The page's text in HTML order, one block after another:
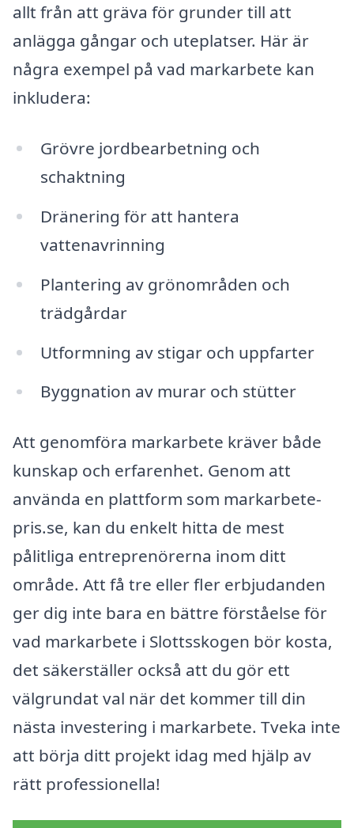
allt från att gräva för grunder till att
anlägga gångar och uteplatser. Här är
några exempel på vad markarbete kan
inkludera:
Grövre jordbearbetning och
schaktning
Dränering för att hantera
vattenavrinning
Plantering av grönområden och
trädgårdar
Utformning av stigar och uppfarter
Byggnation av murar och stütter
Att genomföra markarbete kräver både
kunskap och erfarenhet. Genom att
använda en plattform som markarbete-
pris.se, kan du enkelt hitta de mest
pålitliga entreprenörerna inom ditt
område. Att få tre eller fler erbjudanden
ger dig inte bara en bättre förståelse för
vad markarbete i Slottsskogen bör kosta,
det säkerställer också att du gör ett
välgrundat val när det kommer till din
nästa investering i markarbete. Tveka inte
att börja ditt projekt idag med hjälp av
rätt professionella!